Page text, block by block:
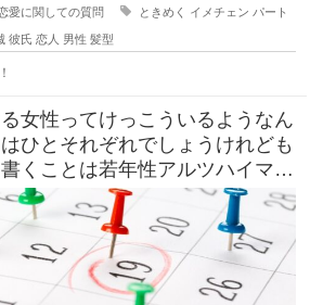
愛に関しての質問 ときめく イメチェン パート
彼氏 恋人 男性 髪型
女性ってけっこういるようなん
ひとそれぞれでしょうけれども
くことは若年性アルツハイマー
くらいは貢献